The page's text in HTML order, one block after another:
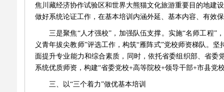
焦川藏经济协作试验区和世界大熊猫文化旅游重要目的地建
做好系统论证工作，在基本培训内涵外延、基本内容、有效
三是聚焦“人才强校” ，加强队伍支撑。实施“名师工程”
义青年拔尖教师”评选工作，构筑“雁阵式”党校师资梯队。坚
面提升专业能力和综合素质，同时，依托省委组织部、省
系统优质师资，构建“省委党校+高等院校+领导干部+市县党
三、以“三个着力”做优基本培训